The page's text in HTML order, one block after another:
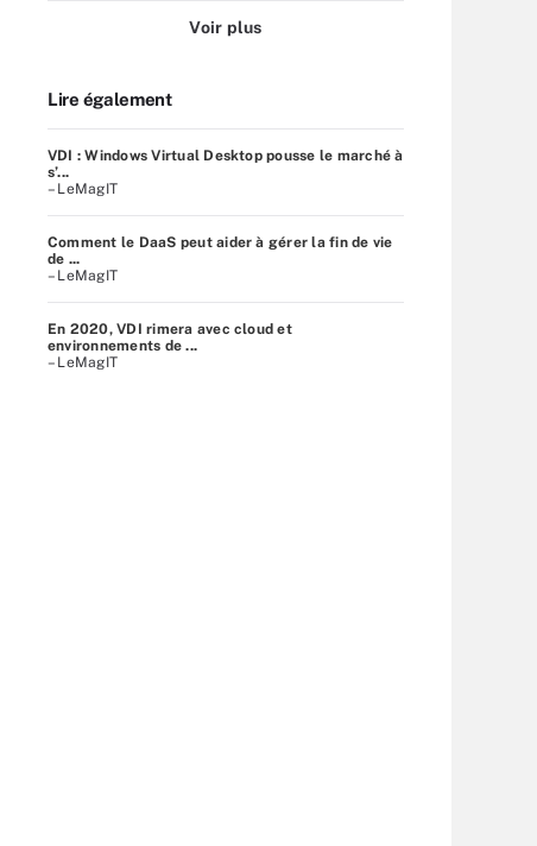
Voir plus
Lire également
VDI : Windows Virtual Desktop pousse le marché à
s’...
– LeMagIT
Comment le DaaS peut aider à gérer la fin de vie
de ...
– LeMagIT
En 2020, VDI rimera avec cloud et
environnements de ...
– LeMagIT